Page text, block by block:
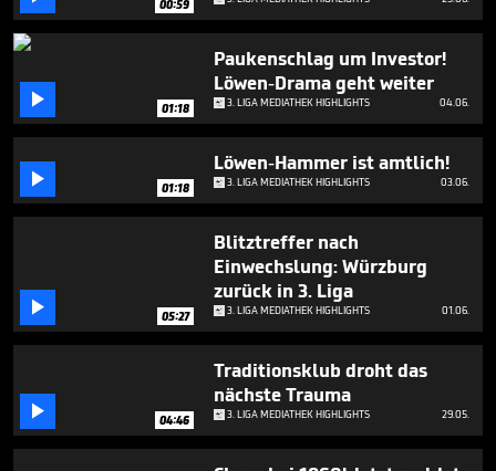
minutes,
58
seconds
00:59
 01:18
Paukenschlag um Investor!
Löwen-Drama geht weiter
3. LIGA MEDIATHEK HIGHLIGHTS 04.06.
 01:18
Löwen-Hammer ist amtlich!
3. LIGA MEDIATHEK HIGHLIGHTS 03.06.
 05:27
Blitztreffer nach
Einwechslung: Würzburg
zurück in 3. Liga
3. LIGA MEDIATHEK HIGHLIGHTS 01.06.
 04:46
Traditionsklub droht das
nächste Trauma
3. LIGA MEDIATHEK HIGHLIGHTS 29.05.